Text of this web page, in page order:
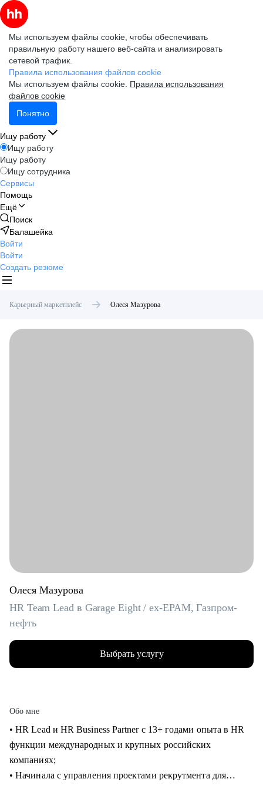
Мы используем файлы cookie, чтобы обеспечивать
правильную работу нашего веб-сайта и анализировать
сетевой трафик.
Правила использования файлов cookie
Мы используем файлы cookie. Правила использования
файлов cookie
Понятно
Ищу работу
Ищу работу
Ищу работу
Ищу сотрудника
Сервисы
Помощь
Ещё
Поиск
Балашейка
Войти
Войти
Создать резюме
Карьерный маркетплейс Олеся Мазурова
Олеся Мазурова
HR Team Lead в Garage Eight / ex-EPAM, Газпром-
нефть
Выбрать услугу
Обо мне
• HR Lead и HR Business Partner с 13+ годами опыта в HR
функции международных и крупных российских
компаниях;
• Начинала с управления проектами рекрутмента для